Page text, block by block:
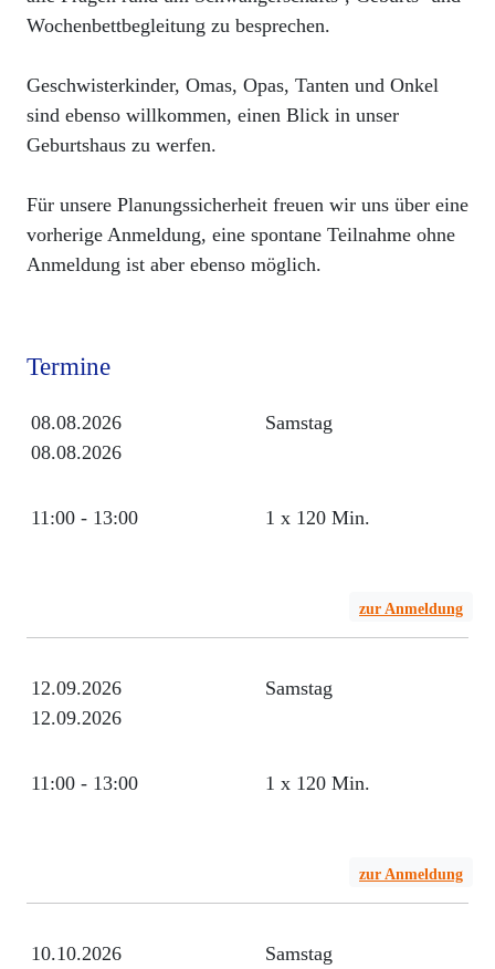
Wochenbettbegleitung zu besprechen.
Geschwisterkinder, Omas, Opas, Tanten und Onkel
sind ebenso willkommen, einen Blick in unser
Geburtshaus zu werfen.
Für unsere Planungssicherheit freuen wir uns über eine
vorherige Anmeldung, eine spontane Teilnahme ohne
Anmeldung ist aber ebenso möglich.
Termine
08.08.2026
08.08.2026
Samstag
11:00 - 13:00 1 x 120 Min.
zur Anmeldung
12.09.2026
12.09.2026
Samstag
11:00 - 13:00 1 x 120 Min.
zur Anmeldung
10.10.2026
Samstag